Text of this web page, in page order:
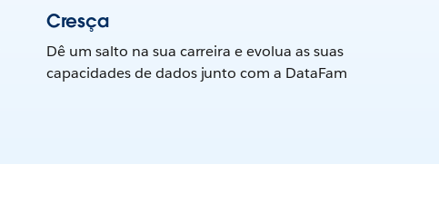
Cresça
Dê um salto na sua carreira e evolua as suas
capacidades de dados junto com a DataFam